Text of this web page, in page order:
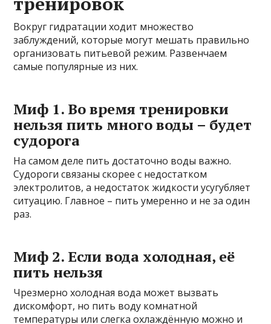
Вокруг гидратации ходит множество
заблуждений, которые могут мешать правильно
организовать питьевой режим. Развенчаем
самые популярные из них.
Миф 1. Во время тренировки
нельзя пить много воды – будет
судорога
На самом деле пить достаточно воды важно.
Судороги связаны скорее с недостатком
электролитов, а недостаток жидкости усугубляет
ситуацию. Главное – пить умеренно и не за один
раз.
Миф 2. Если вода холодная, её
пить нельзя
Чрезмерно холодная вода может вызвать
дискомфорт, но пить воду комнатной
температуры или слегка охлаждённую можно и